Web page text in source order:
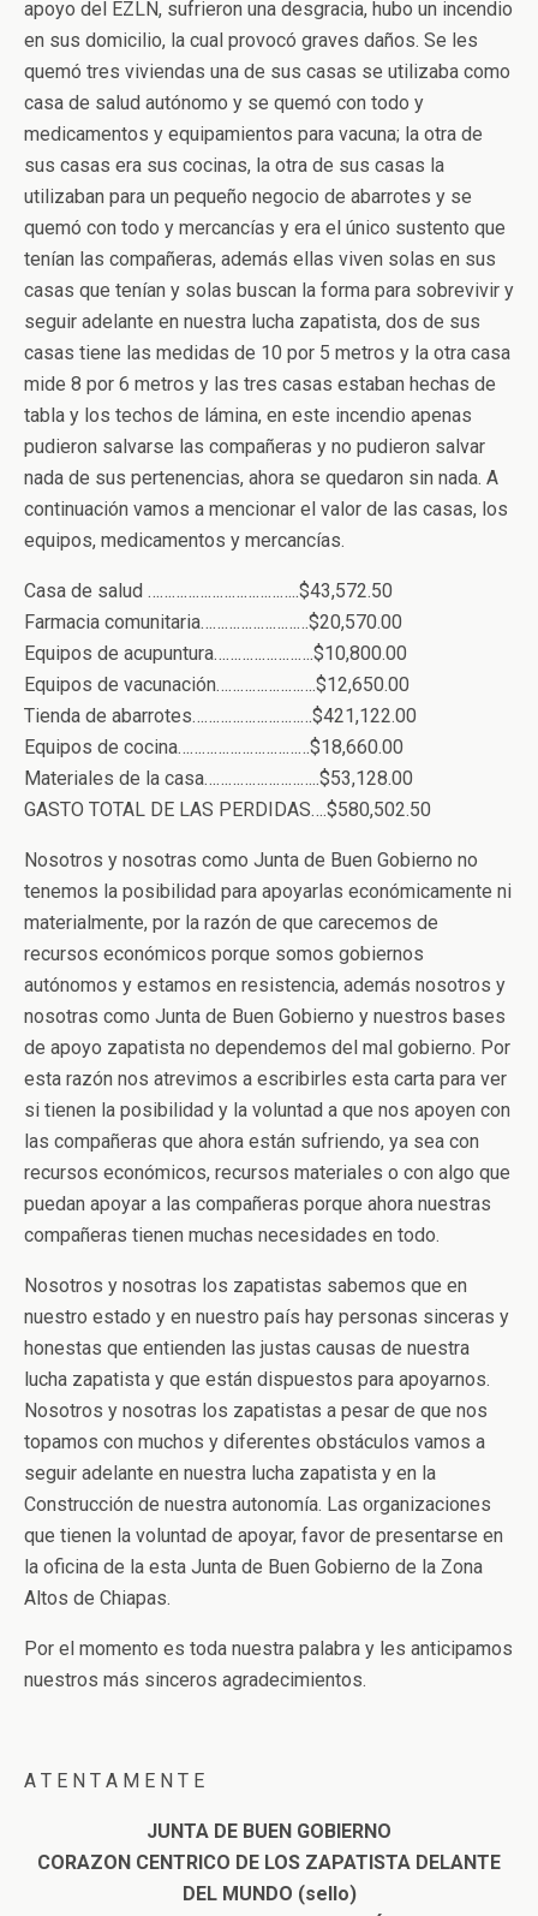
apoyo del EZLN, sufrieron una desgracia, hubo un incendio
en sus domicilio, la cual provocó graves daños. Se les
quemó tres viviendas una de sus casas se utilizaba como
casa de salud autónomo y se quemó con todo y
medicamentos y equipamientos para vacuna; la otra de
sus casas era sus cocinas, la otra de sus casas la
utilizaban para un pequeño negocio de abarrotes y se
quemó con todo y mercancías y era el único sustento que
tenían las compañeras, además ellas viven solas en sus
casas que tenían y solas buscan la forma para sobrevivir y
seguir adelante en nuestra lucha zapatista, dos de sus
casas tiene las medidas de 10 por 5 metros y la otra casa
mide 8 por 6 metros y las tres casas estaban hechas de
tabla y los techos de lámina, en este incendio apenas
pudieron salvarse las compañeras y no pudieron salvar
nada de sus pertenencias, ahora se quedaron sin nada. A
continuación vamos a mencionar el valor de las casas, los
equipos, medicamentos y mercancías.
Casa de salud ………………………………..$43,572.50
Farmacia comunitaria………………………$20,570.00
Equipos de acupuntura…………………….$10,800.00
Equipos de vacunación…………………….$12,650.00
Tienda de abarrotes…………………………$421,122.00
Equipos de cocina……………………………$18,660.00
Materiales de la casa………………………..$53,128.00
GASTO TOTAL DE LAS PERDIDAS….$580,502.50
Nosotros y nosotras como Junta de Buen Gobierno no
tenemos la posibilidad para apoyarlas económicamente ni
materialmente, por la razón de que carecemos de
recursos económicos porque somos gobiernos
autónomos y estamos en resistencia, además nosotros y
nosotras como Junta de Buen Gobierno y nuestros bases
de apoyo zapatista no dependemos del mal gobierno. Por
esta razón nos atrevimos a escribirles esta carta para ver
si tienen la posibilidad y la voluntad a que nos apoyen con
las compañeras que ahora están sufriendo, ya sea con
recursos económicos, recursos materiales o con algo que
puedan apoyar a las compañeras porque ahora nuestras
compañeras tienen muchas necesidades en todo.
Nosotros y nosotras los zapatistas sabemos que en
nuestro estado y en nuestro país hay personas sinceras y
honestas que entienden las justas causas de nuestra
lucha zapatista y que están dispuestos para apoyarnos.
Nosotros y nosotras los zapatistas a pesar de que nos
topamos con muchos y diferentes obstáculos vamos a
seguir adelante en nuestra lucha zapatista y en la
Construcción de nuestra autonomía. Las organizaciones
que tienen la voluntad de apoyar, favor de presentarse en
la oficina de la esta Junta de Buen Gobierno de la Zona
Altos de Chiapas.
Por el momento es toda nuestra palabra y les anticipamos
nuestros más sinceros agradecimientos.
A T E N T A M E N T E
JUNTA DE BUEN GOBIERNO
CORAZON CENTRICO DE LOS ZAPATISTA DELANTE
DEL MUNDO (sello)